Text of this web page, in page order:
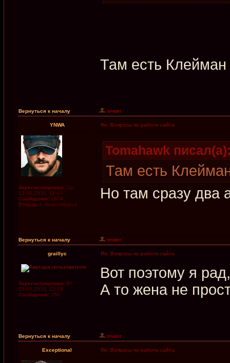
Там есть
Вернуться к началу
YNWA Re: Вопросы по работе сайта
Зарегистрирован: Ср
13.01.2010, 11:43
Сообщения: 1874
Откуда: г. Новосибирск
Tomahawk
Там есть
Но там сразу два
Вернуться к началу
graillyc Re: Вопросы по работе сайта
Зарегистрирован: Вт
05.01.2010, 23:59
Сообщения: 158
Вот поэтому я
А то жена не
Вернуться к началу
Exceptional Re: Вопросы по работе сайта